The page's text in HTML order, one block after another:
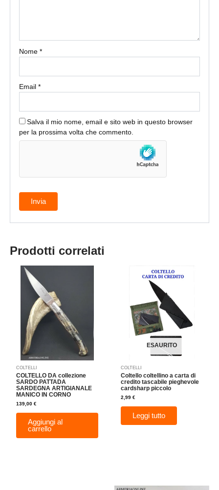
Nome*
Email*
Salva il mio nome, email e sito web in questo browser
per la prossima volta che commento.
Prodotti correlati
COLTELLI
COLTELLO DA collezione
SARDO PATTADA
SARDEGNA ARTIGIANALE
MANICO IN CORNO
139,00€
Aggiungi al
carrello
ESAURITO
COLTELLI
Coltello coltellino a carta di
credito tascabile pieghevole
cardsharp piccolo
2,99€
Leggi tutto